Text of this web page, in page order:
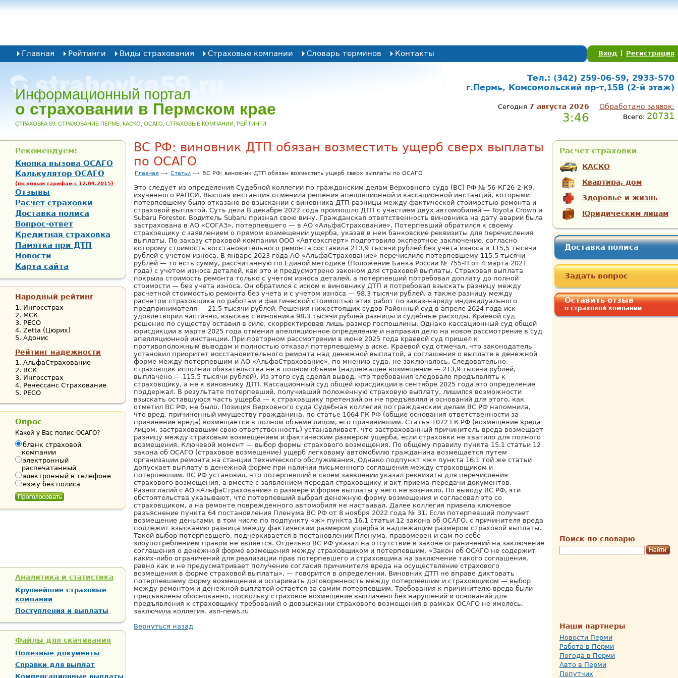
Информационный портал
о страховании в Пермском крае
CТРАХОВКА 59: СТРАХОВАНИЕ ПЕРМЬ, КАСКО, ОСАГО, СТРАХОВЫЕ КОМПАНИИ, РЕЙТИНГИ
Тел.: (342) 259-06-59, 2933-570
г.Пермь, Комсомольский пр-т,15В (2-й этаж)
Обработано заявок:
Всего: 20731
Сегодня 7 августа 2026
3:46
Вход Регистрация
Главная Рейтинги Виды страхования Страховые компании Словарь терминов Контакты
Расчет страховки
КАСКО
Квартира, дом
Здоровье и жизнь
Юридическим лицам
Доставка полиса
Задать вопрос
Оставить отзыв
о страховой компании
Поиск по словарю
Наши партнеры
Новости Перми
Работа в Перми
Погода в Перми
Авто в Перми
Попутчик
ВС РФ: виновник ДТП обязан возместить ущерб сверх выплаты
по ОСАГО
Главная Статьи ВС РФ: виновник ДТП обязан возместить ущерб сверх выплаты по ОСАГО
Это следует из определения Судебной коллегии по гражданским делам Верховного суда (ВС) РФ № 56-КГ26-2-К9,
изученного РАПСИ. Высшая инстанция отменила решения апелляционной и кассационной инстанций, которыми
потерпевшему было отказано во взыскании с виновника ДТП разницы между фактической стоимостью ремонта и
страховой выплатой. Суть дела В декабре 2022 года произошло ДТП с участием двух автомобилей — Toyota Crown и
Subaru Forester. Водитель Subaru признал свою вину. Гражданская ответственность виновника на дату аварии была
застрахована в АО «СОГАЗ», потерпевшего — в АО «АльфаСтрахование». Потерпевший обратился к своему
страховщику с заявлением о прямом возмещении ущерба, указав в нем банковские реквизиты для перечисления
выплаты. По заказу страховой компании ООО «Автоэксперт» подготовило экспертное заключение, согласно
которому стоимость восстановительного ремонта составила 213,9 тысячи рублей без учета износа и 115,5 тысячи
рублей с учетом износа. В январе 2023 года АО «АльфаСтрахование» перечислило потерпевшему 115,5 тысячи
рублей — то есть сумму, рассчитанную по Единой методике (Положение Банка России № 755-П от 4 марта 2021
года) с учетом износа деталей, как это и предусмотрено законом для страховой выплаты. Страховая выплата
покрыла стоимость ремонта только с учетом износа деталей, а потерпевший потребовал доплату до полной
стоимости — без учета износа. Он обратился с иском к виновнику ДТП и потребовал взыскать разницу между
расчетной стоимостью ремонта без учета и с учетом износа — 98,3 тысячи рублей, а также разницу между
расчетом страховщика по работам и фактической стоимостью этих работ по заказ-наряду индивидуального
предпринимателя — 21,5 тысячи рублей. Решения нижестоящих судов Районный суд в апреле 2024 года иск
удовлетворил частично, взыскав с виновника 98,3 тысячи рублей разницы и судебные расходы. Краевой суд
решение по существу оставил в силе, скорректировав лишь размер госпошлины. Однако кассационный суд общей
юрисдикции в марте 2025 года отменил апелляционное определение и направил дело на новое рассмотрение в суд
апелляционной инстанции. При повторном рассмотрении в июне 2025 года краевой суд пришел к
противоположным выводам и полностью отказал потерпевшему в иске. Краевой суд отмечал, что законодатель
установил приоритет восстановительного ремонта над денежной выплатой, а соглашения о выплате в денежной
форме между потерпевшим и АО «АльфаСтрахование», по мнению суда, не заключалось. Следовательно,
страховщик исполнил обязательства не в полном объеме (надлежащее возмещение — 213,9 тысячи рублей,
выплачено — 115,5 тысячи рублей). Из этого суд сделал вывод, что требования следовало предъявлять к
страховщику, а не к виновнику ДТП. Кассационный суд общей юрисдикции в сентябре 2025 года это определение
поддержал. В результате потерпевший, получивший положенную страховую выплату, лишился возможности
взыскать оставшуюся часть ущерба — к страховщику претензий он не предъявлял и оснований для этого, как
отметил ВС РФ, не было. Позиция Верховного суда Судебная коллегия по гражданским делам ВС РФ напомнила,
что вред, причиненный имуществу гражданина, по статье 1064 ГК РФ (общие основания ответственности за
причинение вреда) возмещается в полном объеме лицом, его причинившим. Статья 1072 ГК РФ (возмещение вреда
лицом, застраховавшим свою ответственность) устанавливает, что застрахованный причинитель вреда возмещает
разницу между страховым возмещением и фактическим размером ущерба, если страховки не хватило для полного
возмещения. Ключевой момент — выбор формы страхового возмещения. По общему правилу пункта 15.1 статьи 12
закона об ОСАГО (страховое возмещение) ущерб легковому автомобилю гражданина возмещается путем
организации ремонта на станции технического обслуживания. Однако подпункт «ж» пункта 16.1 той же статьи
допускает выплату в денежной форме при наличии письменного соглашения между страховщиком и
потерпевшим. ВС РФ установил, что потерпевший в своем заявлении указал реквизиты для перечисления
страхового возмещения, а вместе с заявлением передал страховщику и акт приема-передачи документов.
Разногласий с АО «АльфаСтрахование» о размере и форме выплаты у него не возникло. По выводу ВС РФ, эти
обстоятельства указывают, что потерпевший выбрал денежную форму возмещения и согласовал это со
страховщиком, а на ремонте поврежденного автомобиля не настаивал. Далее коллегия привела ключевое
разъяснение пункта 64 постановления Пленума ВС РФ от 8 ноября 2022 года № 31. Если потерпевший получает
возмещение деньгами, в том числе по подпункту «ж» пункта 16.1 статьи 12 закона об ОСАГО, с причинителя вреда
подлежит взысканию разница между фактическим размером ущерба и надлежащим размером страховой выплаты.
Такой выбор потерпевшего, подчеркивается в постановлении Пленума, правомерен и сам по себе
злоупотреблением правом не является. Отдельно ВС РФ указал на отсутствие в законе ограничений на заключение
соглашения о денежной форме возмещения между страховщиком и потерпевшим. «Закон об ОСАГО не содержит
каких-либо ограничений для реализации прав потерпевшего и страховщика на заключение такого соглашения,
равно как и не предусматривает получение согласия причинителя вреда на осуществление страхового
возмещения в форме страховой выплаты», — говорится в определении. Виновник ДТП не вправе диктовать
потерпевшему форму возмещения и оспаривать договоренность между потерпевшим и страховщиком — выбор
между ремонтом и денежной выплатой остается за самим потерпевшим. Требования к причинителю вреда были
предъявлены обоснованно, поскольку страховое возмещение выплачено без нарушений и оснований для
предъявления к страховщику требований о довзыскании страхового возмещения в рамках ОСАГО не имелось,
заключила коллегия. asn-news.ru
Вернуться назад
Рекомендуем:
Кнопка вызова ОСАГО
Калькулятор ОСАГО
(по новым тарифам с 12.04.2015)
Отзывы
Расчет страховки
Доставка полиса
Вопрос-ответ
Кредитная страховка
Памятка при ДТП
Новости
Карта сайта
Народный рейтинг
Ингосстрах
МСК
РЕСО
Zetta (Цюрих)
Адонис
Рейтинг надежности
АльфаСтрахование
ВСК
Ингосстрах
Ренессанс Страхование
РЕСО
Опрос
Какой у Вас полис ОСАГО?
бланк страховой
компании
электронный
распечатанный
электронный в телефоне
езжу без полиса
Аналитика и статистика
Крупнейшие страховые
компании
Поступления и выплаты
Файлы для скачивания
Полезные документы
Справки для выплат
Компенсационные выплаты